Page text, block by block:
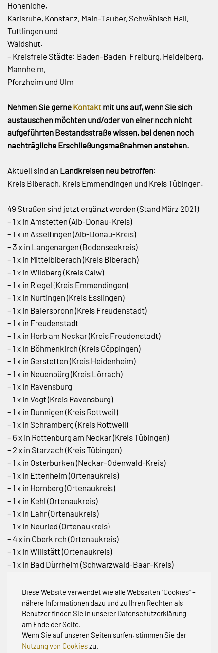
Diese Website verwendet wie alle Webseiten "Cookies" –
nähere Informationen dazu und zu Ihren Rechten als
Benutzer finden Sie in unserer Datenschutzerklärung
am Ende der Seite.
Wenn Sie auf unseren Seiten surfen, stimmen Sie der
Nutzung von Cookieszu.
Hohenlohe,
Karlsruhe, Konstanz, Main-Tauber, Schwäbisch Hall,
Tuttlingen und
Waldshut.
– Kreisfreie Städte: Baden-Baden, Freiburg, Heidelberg,
Mannheim,
Pforzheim und Ulm.
Nehmen Sie gerne Kontakt mit uns auf, wenn Sie sich
austauschen möchten und/oder von einer noch nicht
aufgeführten Bestandsstraße wissen, bei denen noch
nachträgliche Erschließungsmaßnahmen anstehen.
Aktuell sind an Landkreisen neu betroffen:
Kreis Biberach, Kreis Emmendingen und Kreis Tübingen.
49 Straßen sind jetzt ergänzt worden (Stand März 2021):
– 1 x in Amstetten (Alb-Donau-Kreis)
– 1 x in Asselfingen (Alb-Donau-Kreis)
– 3 x in Langenargen (Bodenseekreis)
– 1 x in Mittelbiberach (Kreis Biberach)
– 1 x in Wildberg (Kreis Calw)
– 1 x in Riegel (Kreis Emmendingen)
– 1 x in Nürtingen (Kreis Esslingen)
– 1 x in Baiersbronn (Kreis Freudenstadt)
– 1 x in Freudenstadt
– 1 x in Horb am Neckar (Kreis Freudenstadt)
– 1 x in Böhmenkirch (Kreis Göppingen)
– 1 x in Gerstetten (Kreis Heidenheim)
– 1 x in Neuenbürg (Kreis Lörrach)
– 1 x in Ravensburg
– 1 x in Vogt (Kreis Ravensburg)
– 1 x in Dunnigen (Kreis Rottweil)
– 1 x in Schramberg (Kreis Rottweil)
– 6 x in Rottenburg am Neckar (Kreis Tübingen)
– 2 x in Starzach (Kreis Tübingen)
– 1 x in Osterburken (Neckar-Odenwald-Kreis)
– 1 x in Ettenheim (Ortenaukreis)
– 1 x in Hornberg (Ortenaukreis)
– 1 x in Kehl (Ortenaukreis)
– 1 x in Lahr (Ortenaukreis)
– 1 x in Neuried (Ortenaukreis)
– 4 x in Oberkirch (Ortenaukreis)
– 1 x in Willstätt (Ortenaukreis)
– 1 x in Bad Dürrheim (Schwarzwald-Baar-Kreis)
– 1 x in Stadt Heilbronn
– 8 x in Balingen (Zollernalbkreis)